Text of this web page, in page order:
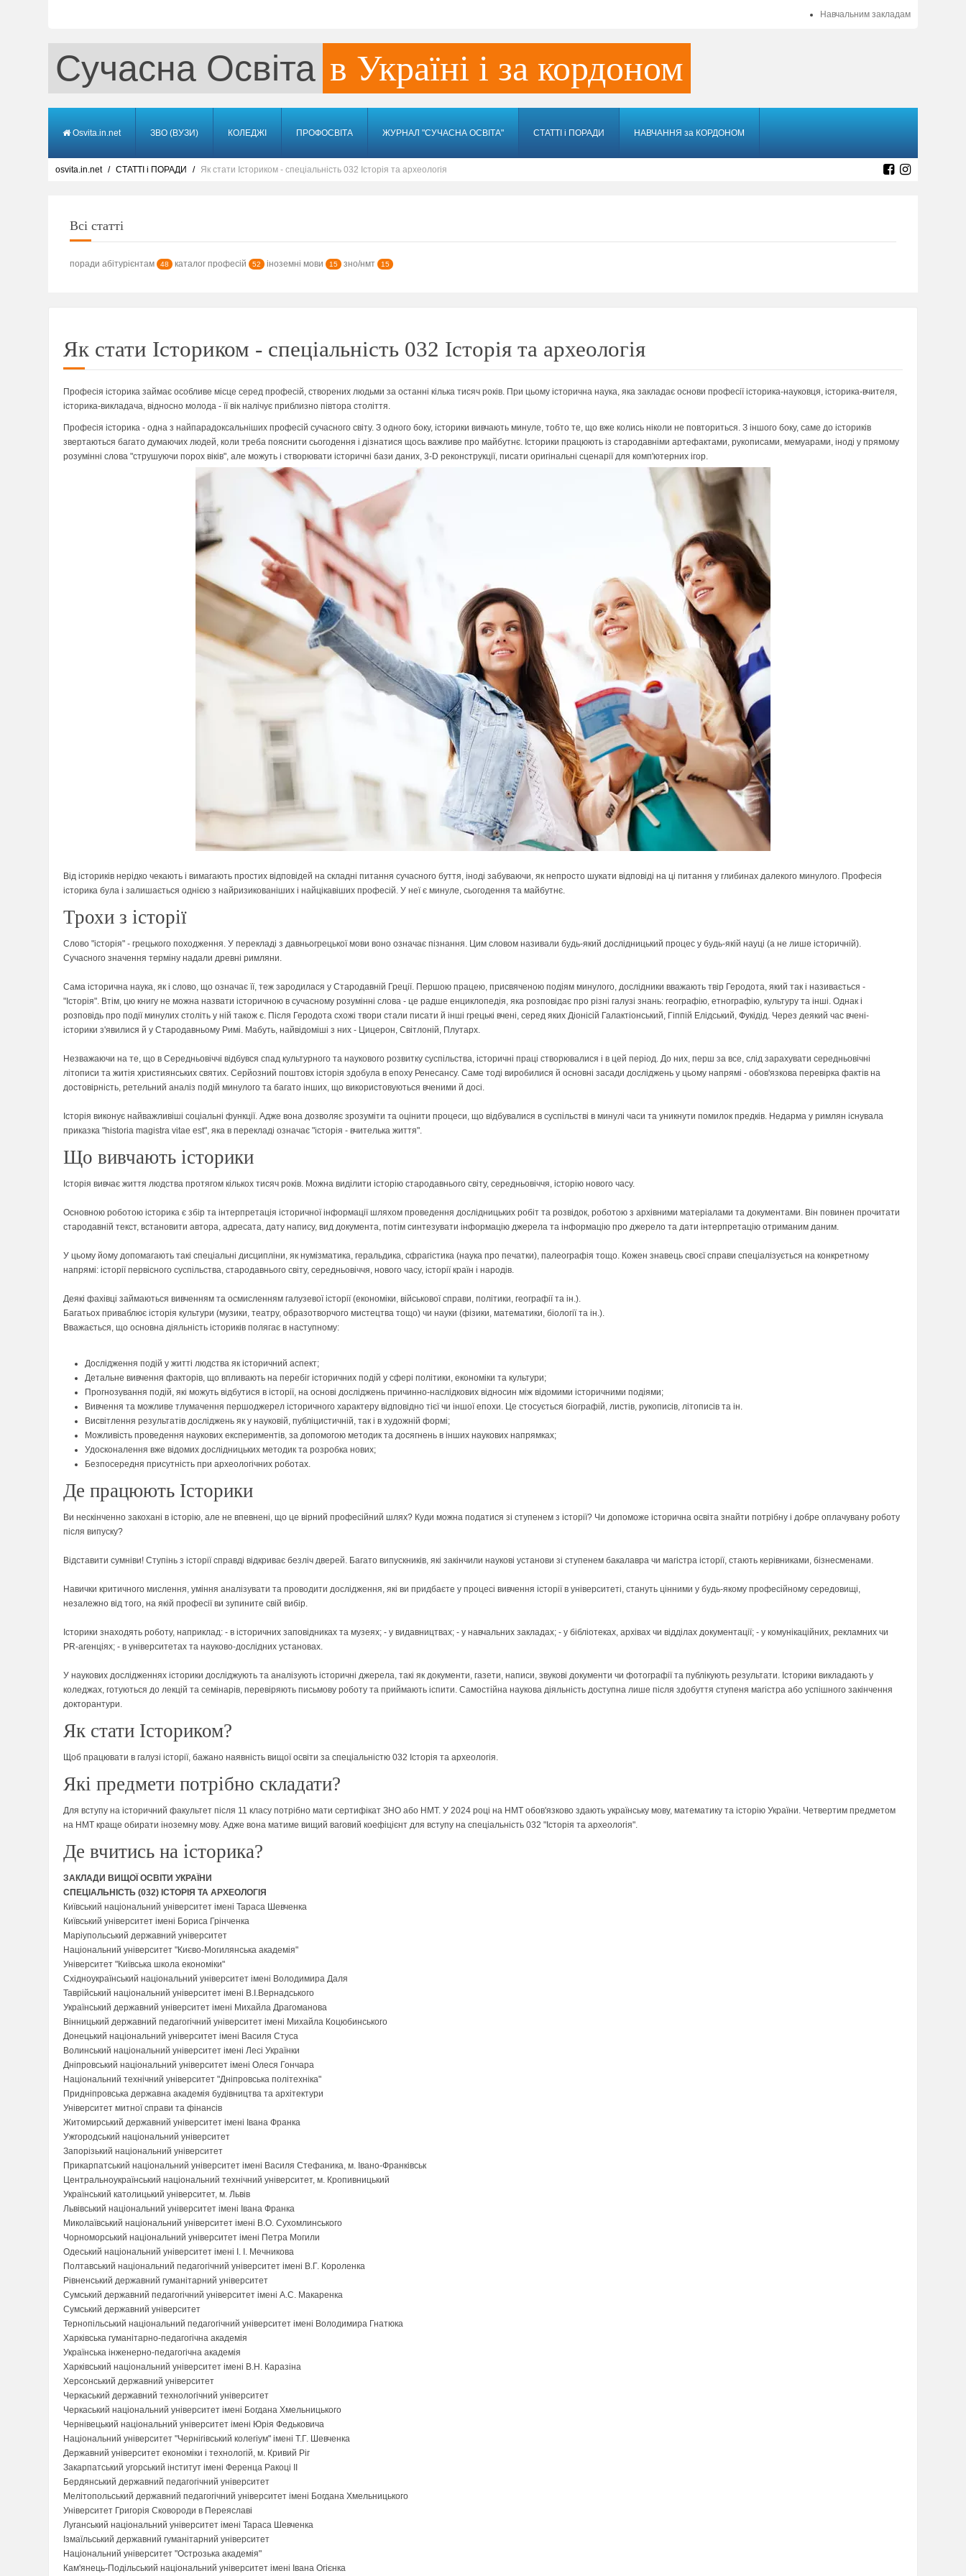
Навчальним закладам
Сучасна Освіта в Україні і за кордоном
Osvita.in.net ЗВО (ВУЗИ) КОЛЕДЖІ ПРОФОСВІТА ЖУРНАЛ "СУЧАСНА ОСВІТА" СТАТТІ і ПОРАДИ НАВЧАННЯ за КОРДОНОМ
osvita.in.net СТАТТІ і ПОРАДИ Як стати Істориком - спеціальність 032 Історія та археологія
Всі статті
поради абітурієнтам 48 каталог професій 52 іноземні мови 15 зно/нмт 15
Як стати Істориком - спеціальність 032 Історія та археологія
Професія історика займає особливе місце серед професій, створених людьми за останні кілька тисяч років. При цьому історична наука, яка закладає основи професії історика-науковця, історика-вчителя,
історика-викладача, відносно молода - її вік налічує приблизно півтора століття.
Професія історика - одна з найпарадоксальніших професій сучасного світу. З одного боку, історики вивчають минуле, тобто те, що вже колись ніколи не повториться. З іншого боку, саме до істориків
звертаються багато думаючих людей, коли треба пояснити сьогодення і дізнатися щось важливе про майбутнє. Історики працюють із стародавніми артефактами, рукописами, мемуарами, іноді у прямому
розумінні слова "струшуючи порох віків", але можуть і створювати історичні бази даних, 3-D реконструкції, писати оригінальні сценарії для комп'ютерних ігор.
Від істориків нерідко чекають і вимагають простих відповідей на складні питання сучасного буття, іноді забуваючи, як непросто шукати відповіді на ці питання у глибинах далекого минулого. Професія
історика була і залишається однією з найризикованіших і найцікавіших професій. У неї є минуле, сьогодення та майбутнє.
Трохи з історії
Слово "історія" - грецького походження. У перекладі з давньогрецької мови воно означає пізнання. Цим словом називали будь-який дослідницький процес у будь-якій науці (а не лише історичній).
Сучасного значення терміну надали древні римляни.
Сама історична наука, як і слово, що означає її, теж зародилася у Стародавній Греції. Першою працею, присвяченою подіям минулого, дослідники вважають твір Геродота, який так і називається -
"Історія". Втім, цю книгу не можна назвати історичною в сучасному розумінні слова - це радше енциклопедія, яка розповідає про різні галузі знань: географію, етнографію, культуру та інші. Однак і
розповідь про події минулих століть у ній також є. Після Геродота схожі твори стали писати й інші грецькі вчені, серед яких Діонісій Галактіонський, Гіппій Елідський, Фукідід. Через деякий час вчені-
історики з'явилися й у Стародавньому Римі. Мабуть, найвідоміші з них - Цицерон, Світлоній, Плутарх.
Незважаючи на те, що в Середньовіччі відбувся спад культурного та наукового розвитку суспільства, історичні праці створювалися і в цей період. До них, перш за все, слід зарахувати середньовічні
літописи та житія християнських святих. Серйозний поштовх історія здобула в епоху Ренесансу. Саме тоді виробилися й основні засади досліджень у цьому напрямі - обов'язкова перевірка фактів на
достовірність, ретельний аналіз подій минулого та багато інших, що використовуються вченими й досі.
Історія виконує найважливіші соціальні функції. Адже вона дозволяє зрозуміти та оцінити процеси, що відбувалися в суспільстві в минулі часи та уникнути помилок предків. Недарма у римлян існувала
приказка "historia magistra vitae est", яка в перекладі означає "історія - вчителька життя".
Що вивчають історики
Історія вивчає життя людства протягом кількох тисяч років. Можна виділити історію стародавнього світу, середньовіччя, історію нового часу.
Основною роботою історика є збір та інтерпретація історичної інформації шляхом проведення дослідницьких робіт та розвідок, роботою з архівними матеріалами та документами. Він повинен прочитати
стародавній текст, встановити автора, адресата, дату напису, вид документа, потім синтезувати інформацію джерела та інформацію про джерело та дати інтерпретацію отриманим даним.
У цьому йому допомагають такі спеціальні дисципліни, як нумізматика, геральдика, сфрагістика (наука про печатки), палеографія тощо. Кожен знавець своєї справи спеціалізується на конкретному
напрямі: історії первісного суспільства, стародавнього світу, середньовіччя, нового часу, історії країн і народів.
Деякі фахівці займаються вивченням та осмисленням галузевої історії (економіки, військової справи, політики, географії та ін.).
Багатьох приваблює історія культури (музики, театру, образотворчого мистецтва тощо) чи науки (фізики, математики, біології та ін.).
Вважається, що основна діяльність істориків полягає в наступному:
Дослідження подій у житті людства як історичний аспект;
Детальне вивчення факторів, що впливають на перебіг історичних подій у сфері політики, економіки та культури;
Прогнозування подій, які можуть відбутися в історії, на основі досліджень причинно-наслідкових відносин між відомими історичними подіями;
Вивчення та можливе тлумачення першоджерел історичного характеру відповідно тієї чи іншої епохи. Це стосується біографій, листів, рукописів, літописів та ін.
Висвітлення результатів досліджень як у науковій, публіцистичній, так і в художній формі;
Можливість проведення наукових експериментів, за допомогою методик та досягнень в інших наукових напрямках;
Удосконалення вже відомих дослідницьких методик та розробка нових;
Безпосередня присутність при археологічних роботах.
Де працюють Історики
Ви нескінченно закохані в історію, але не впевнені, що це вірний професійний шлях? Куди можна податися зі ступенем з історії? Чи допоможе історична освіта знайти потрібну і добре оплачувану роботу
після випуску?
Відставити сумніви! Ступінь з історії справді відкриває безліч дверей. Багато випускників, які закінчили наукові установи зі ступенем бакалавра чи магістра історії, стають керівниками, бізнесменами.
Навички критичного мислення, уміння аналізувати та проводити дослідження, які ви придбаєте у процесі вивчення історії в університеті, стануть цінними у будь-якому професійному середовищі,
незалежно від того, на якій професії ви зупините свій вибір.
Історики знаходять роботу, наприклад: - в історичних заповідниках та музеях; - у видавництвах; - у навчальних закладах; - у бібліотеках, архівах чи відділах документації; - у комунікаційних, рекламних чи
PR-агенціях; - в університетах та науково-дослідних установах.
У наукових дослідженнях історики досліджують та аналізують історичні джерела, такі як документи, газети, написи, звукові документи чи фотографії та публікують результати. Історики викладають у
коледжах, готуються до лекцій та семінарів, перевіряють письмову роботу та приймають іспити. Самостійна наукова діяльність доступна лише після здобуття ступеня магістра або успішного закінчення
докторантури.
Як стати Істориком?
Щоб працювати в галузі історії, бажано наявність вищої освіти за спеціальністю 032 Історія та археологія.
Які предмети потрібно складати?
Для вступу на історичний факультет після 11 класу потрібно мати сертифікат ЗНО або НМТ. У 2024 році на НМТ обов'язково здають українську мову, математику та історію України. Четвертим предметом
на НМТ краще обирати іноземну мову. Адже вона матиме вищий ваговий коефіцієнт для вступу на спеціальність 032 "Історія та археологія".
Де вчитись на історика?
ЗАКЛАДИ ВИЩОЇ ОСВІТИ УКРАЇНИ
СПЕЦІАЛЬНІСТЬ (032) ІСТОРІЯ ТА АРХЕОЛОГІЯ
Київський національний університет імені Тараса Шевченка
Київський університет імені Бориса Грінченка
Маріупольський державний університет
Національний університет "Києво-Могилянська академія"
Університет "Київська школа економіки"
Східноукраїнський національний університет імені Володимира Даля
Таврійський національний університет імені В.І.Вернадського
Український державний університет імені Михайла Драгоманова
Вінницький державний педагогічний університет імені Михайла Коцюбинського
Донецький національний університет імені Василя Стуса
Волинський національний університет імені Лесі Українки
Дніпровський національний університет імені Олеся Гончара
Національний технічний університет "Дніпровська політехніка"
Придніпровська державна академія будівництва та архітектури
Університет митної справи та фінансів
Житомирський державний університет імені Івана Франка
Ужгородський національний університет
Запорізький національний університет
Прикарпатський національний університет імені Василя Стефаника, м. Івано-Франківськ
Центральноукраїнський національний технічний університет, м. Кропивницький
Український католицький університет, м. Львів
Львівський національний університет імені Івана Франка
Миколаївський національний університет імені В.О. Сухомлинського
Чорноморський національний університет імені Петра Могили
Одеський національний університет імені І. І. Мечникова
Полтавський національний педагогічний університет імені В.Г. Короленка
Рівненський державний гуманітарний університет
Сумський державний педагогічний університет імені А.С. Макаренка
Сумський державний університет
Тернопільський національний педагогічний університет імені Володимира Гнатюка
Харківська гуманітарно-педагогічна академія
Українська інженерно-педагогічна академія
Харківський національний університет імені В.Н. Каразіна
Херсонський державний університет
Черкаський державний технологічний університет
Черкаський національний університет імені Богдана Хмельницького
Чернівецький національний університет імені Юрія Федьковича
Національний університет "Чернігівський колегіум" імені Т.Г. Шевченка
Державний університет економіки і технологій, м. Кривий Ріг
Закарпатський угорський інститут імені Ференца Ракоці ІІ
Бердянський державний педагогічний університет
Мелітопольський державний педагогічний університет імені Богдана Хмельницького
Університет Григорія Сковороди в Переяславі
Луганський національний університет імені Тараса Шевченка
Ізмаїльський державний гуманітарний університет
Національний університет "Острозька академія"
Кам'янець-Подільський національний університет імені Івана Огієнка